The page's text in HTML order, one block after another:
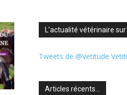
L’actualité vétérinaire
Tweets de @Vetitude
Articles récents…